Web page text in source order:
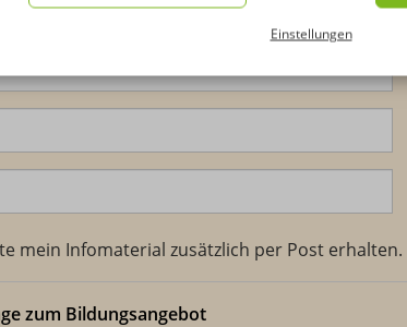
Einstellungen
mein Infomaterial zusätzlich per Post erhalten.
zum Bildungsangebot